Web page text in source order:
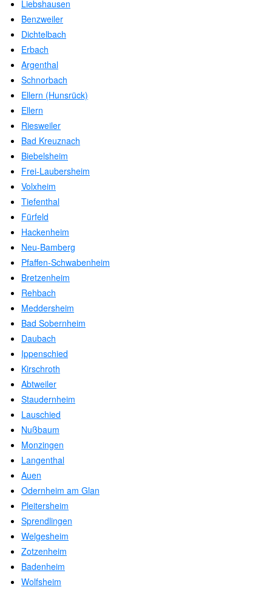
Liebshausen
Benzweiler
Dichtelbach
Erbach
Argenthal
Schnorbach
Ellern (Hunsrück)
Ellern
Riesweiler
Bad Kreuznach
Biebelsheim
Frei-Laubersheim
Volxheim
Tiefenthal
Fürfeld
Hackenheim
Neu-Bamberg
Pfaffen-Schwabenheim
Bretzenheim
Rehbach
Meddersheim
Bad Sobernheim
Daubach
Ippenschied
Kirschroth
Abtweiler
Staudernheim
Lauschied
Nußbaum
Monzingen
Langenthal
Auen
Odernheim am Glan
Pleitersheim
Sprendlingen
Welgesheim
Zotzenheim
Badenheim
Wolfsheim